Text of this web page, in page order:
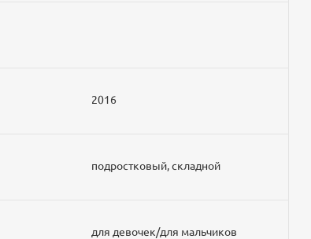
2016
подростковый, складной
для девочек/для мальчиков